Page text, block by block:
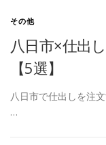
その他
八日市×仕出
【5選】
八日市で仕出しを注
…